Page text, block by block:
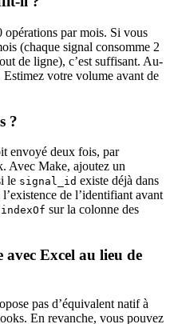
par mois. Si vous
(chaque signal consomme 2
de ligne), c’est suffisant. Au-
Estimez votre volume avant de
?
envoyé deux fois, par
Avec Make, ajoutez un
le signal_id existe déjà dans
de l’identifiant avant
indexOf sur la colonne des
avec Excel au lieu de
pas d’équivalent natif à
En revanche, vous pouvez